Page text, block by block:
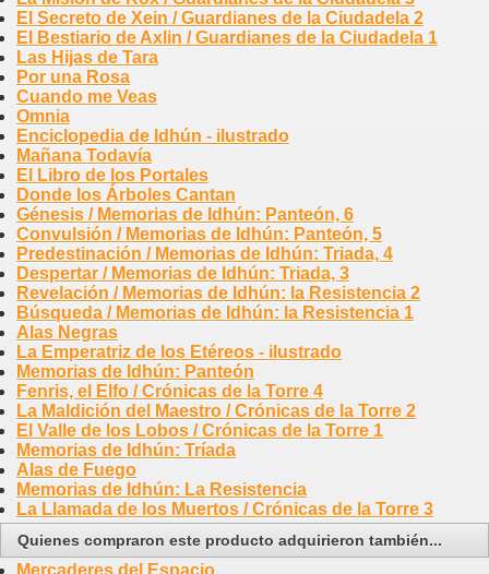
El Secreto de Xein / Guardianes de la Ciudadela 2
El Bestiario de Axlin / Guardianes de la Ciudadela 1
Las Hijas de Tara
Por una Rosa
Cuando me Veas
Omnia
Enciclopedia de Idhún - ilustrado
Mañana Todavía
El Libro de los Portales
Donde los Árboles Cantan
Génesis / Memorias de Idhún: Panteón, 6
Convulsión / Memorias de Idhún: Panteón, 5
Predestinación / Memorias de Idhún: Triada, 4
Despertar / Memorias de Idhún: Triada, 3
Revelación / Memorias de Idhún: la Resistencia 2
Búsqueda / Memorias de Idhún: la Resistencia 1
Alas Negras
La Emperatriz de los Etéreos - ilustrado
Memorias de Idhún: Panteón
Fenris, el Elfo / Crónicas de la Torre 4
La Maldición del Maestro / Crónicas de la Torre 2
El Valle de los Lobos / Crónicas de la Torre 1
Memorias de Idhún: Tríada
Alas de Fuego
Memorias de Idhún: La Resistencia
La Llamada de los Muertos / Crónicas de la Torre 3
Quienes compraron este producto adquirieron también...